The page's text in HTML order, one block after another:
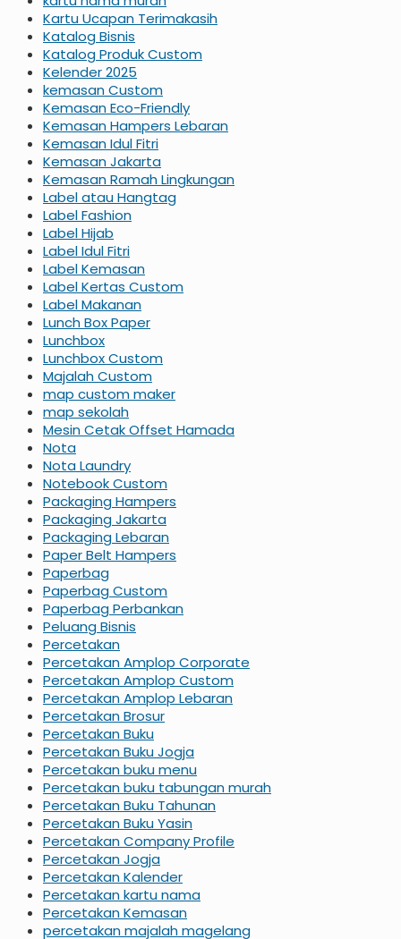
Kartu Ucapan Terimakasih
Katalog Bisnis
Katalog Produk Custom
Kelender 2025
kemasan Custom
Kemasan Eco-Friendly
Kemasan Hampers Lebaran
Kemasan Idul Fitri
Kemasan Jakarta
Kemasan Ramah Lingkungan
Label atau Hangtag
Label Fashion
Label Hijab
Label Idul Fitri
Label Kemasan
Label Kertas Custom
Label Makanan
Lunch Box Paper
Lunchbox
Lunchbox Custom
Majalah Custom
map custom maker
map sekolah
Mesin Cetak Offset Hamada
Nota
Nota Laundry
Notebook Custom
Packaging Hampers
Packaging Jakarta
Packaging Lebaran
Paper Belt Hampers
Paperbag
Paperbag Custom
Paperbag Perbankan
Peluang Bisnis
Percetakan
Percetakan Amplop Corporate
Percetakan Amplop Custom
Percetakan Amplop Lebaran
Percetakan Brosur
Percetakan Buku
Percetakan Buku Jogja
Percetakan buku menu
Percetakan buku tabungan murah
Percetakan Buku Tahunan
Percetakan Buku Yasin
Percetakan Company Profile
Percetakan Jogja
Percetakan Kalender
Percetakan kartu nama
Percetakan Kemasan
percetakan majalah magelang